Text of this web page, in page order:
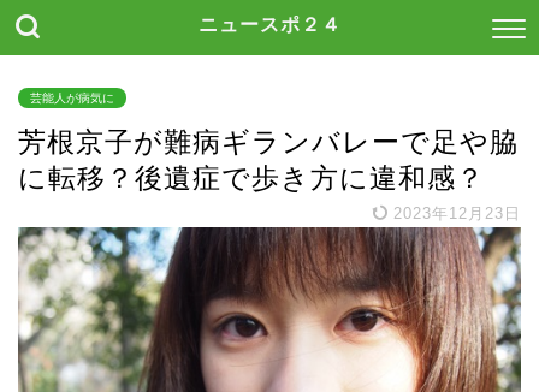
ニュースポ２４
芸能人が病気に
芳根京子が難病ギランバレーで足や脇
に転移？後遺症で歩き方に違和感？
2023年12月23日